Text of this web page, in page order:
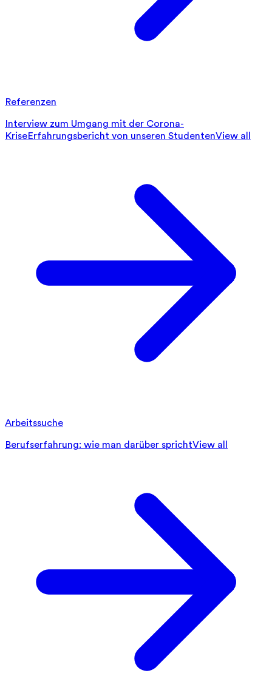
Referenzen
Interview zum Umgang mit der Corona-
KriseErfahrungsbericht von unseren StudentenView all
Arbeitssuche
Berufserfahrung: wie man darüber sprichtView all